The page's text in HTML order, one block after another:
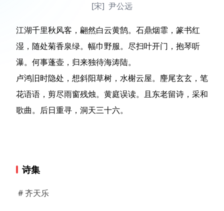
[宋] 尹公远
江湖千里秋风客，翩然白云黄鹄。石鼎烟霏，篆书红
湿，随处菊香泉绿。幅巾野服。尽扫叶开门，抱琴听
瀑。何事蓬壶，归来独待海涛陆。
卢鸿旧时隐处，想斜阳草树，水榭云屋。麈尾玄玄，笔
花语语，剪尽雨窗残烛。黄庭误读。且东老留诗，采和
歌曲。后日重寻，洞天三十六。
诗集
# 齐天乐